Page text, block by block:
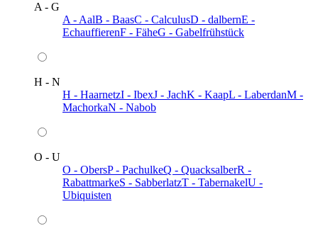
A - G
A - AalB - BaasC - CalculusD - dalbernE -
EchauffierenF - FäheG - Gabelfrühstück
H - N
H - HaarnetzI - IbexJ - JachK - KaapL - LaberdanM -
MachorkaN - Nabob
O - U
O - ObersP - PachulkeQ - QuacksalberR -
RabattmarkeS - SabberlatzT - TabernakelU -
Ubiquisten